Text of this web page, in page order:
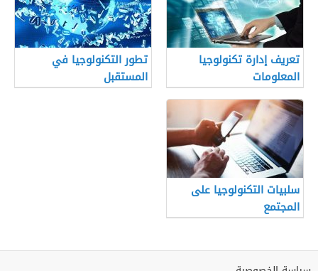
تعريف إدارة تكنولوجيا
المعلومات
تطور التكنولوجيا في
المستقبل
سلبيات التكنولوجيا على
المجتمع